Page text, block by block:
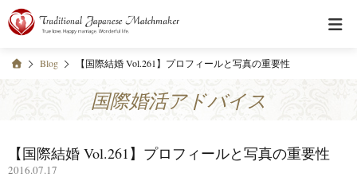
Blog 【国際結婚 Vol.261】プロフィールと写真の重要性
国際婚活アドバイス
【国際結婚 Vol.261】プロフィールと写真の重要性
2016.07.17